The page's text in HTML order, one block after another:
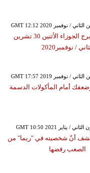
حظك اليوم برج الجوزاء الأثنين 30 تشرين
/ نوفمبر2020
أمام المأكولات الدسمة
أنّ شخصيته في "ريما" من
الصعب رفضها